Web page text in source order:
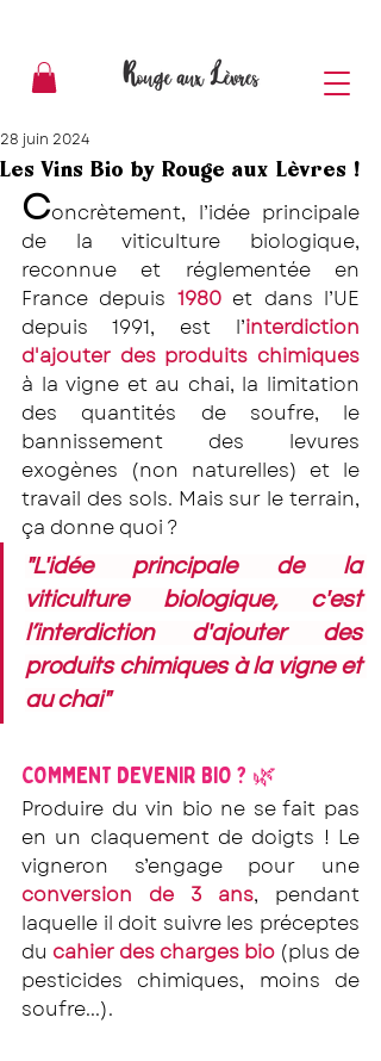
Les Vins Bio by Rouge aux Lèvres !
28 juin 2024
Concrètement, l’idée principale
de la viticulture biologique,
reconnue et réglementée en
France depuis 1980 et dans l’UE
depuis 1991, est l’interdiction
d'ajouter des produits chimiques
à la vigne et au chai, la limitation
des quantités de soufre, le
bannissement des levures
exogènes (non naturelles) et le
travail des sols. Mais sur le terrain,
ça donne quoi ?
"L'idée principale de la
viticulture biologique, c'est
l’interdiction d'ajouter des
produits chimiques à la vigne et
au chai"
COMMENT DEVENIR BIO ? 🌿
Produire du vin bio ne se fait pas
en un claquement de doigts ! Le
conversion de 3 ans, pendant
laquelle il doit suivre les préceptes
du cahier des charges bio (plus de
pesticides chimiques, moins de
soufre...).